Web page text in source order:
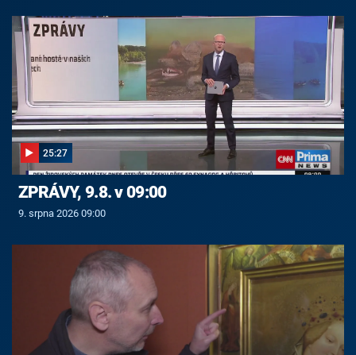
25:27
ZPRÁVY, 9.8. v 09:00
9. srpna 2026 09:00